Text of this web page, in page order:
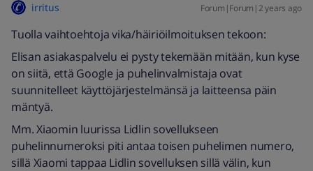
irritus Forum|Forum|2 years ago
Tuolla vaihtoehtoja vika/häiriöilmoituksen tekoon:
Elisan asiakaspalvelu ei pysty tekemään mitään, kun kyse
on siitä, että Google ja puhelinvalmistaja ovat
suunnitelleet käyttöjärjestelmänsä ja laitteensa päin
mäntyä.
Mm. Xiaomin luurissa Lidlin sovellukseen
puhelinnumeroksi piti antaa toisen puhelimen numero,
sillä Xiaomi tappaa Lidlin sovelluksen sillä välin, kun